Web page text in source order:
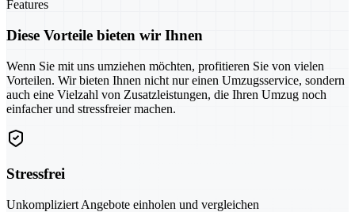
Features
Diese Vorteile bieten wir Ihnen
Wenn Sie mit uns umziehen möchten, profitieren Sie von vielen
Vorteilen. Wir bieten Ihnen nicht nur einen Umzugsservice, sondern
auch eine Vielzahl von Zusatzleistungen, die Ihren Umzug noch
einfacher und stressfreier machen.
Stressfrei
Unkompliziert Angebote einholen und vergleichen